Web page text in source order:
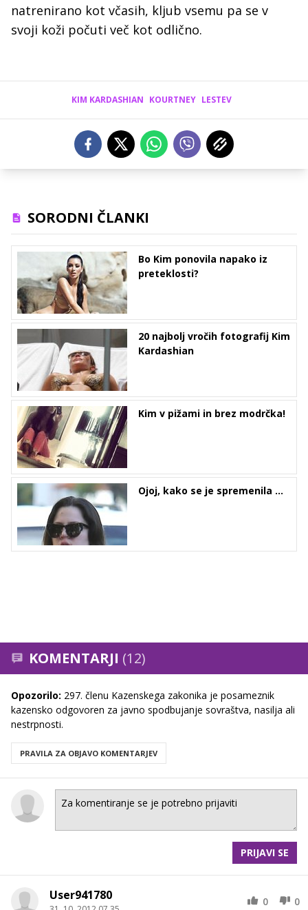
natrenirano kot včasih, kljub vsemu pa se v
svoji koži počuti več kot odlično.
KIM KARDASHIAN KOURTNEY LESTEV
SORODNI ČLANKI
Bo Kim ponovila napako iz
preteklosti?
20 najbolj vročih fotografij Kim
Kardashian
Kim v pižami in brez modrčka!
Ojoj, kako se je spremenila ...
KOMENTARJI (12)
Opozorilo: 297. členu Kazenskega zakonika je posameznik
kazensko odgovoren za javno spodbujanje sovraštva, nasilja ali
nestrpnosti.
PRAVILA ZA OBJAVO KOMENTARJEV
PRIJAVI SE
User941780 0 0